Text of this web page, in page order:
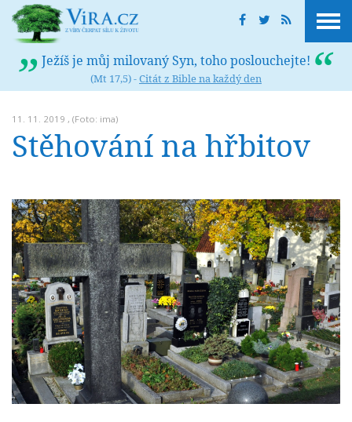
Ježíš je můj milovaný Syn, toho poslouchejte!
(Mt 17,5) -Citát z Bible na každý den
11. 11. 2019 , (Foto: ima)
Stěhování na hřbitov